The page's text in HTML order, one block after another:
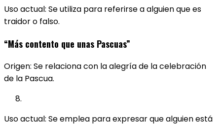
Uso actual: Se utiliza para referirse a alguien que es
traidor o falso.
“Más contento que unas Pascuas”
Origen: Se relaciona con la alegría de la celebración
de la Pascua.
Uso actual: Se emplea para expresar que alguien está